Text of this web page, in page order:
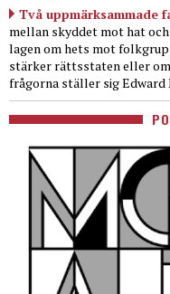
Två uppmärksammade
mellan skyddet mot hat
lagen om hets mot
stärker rättsstaten eller
frågorna ställer sig Edward